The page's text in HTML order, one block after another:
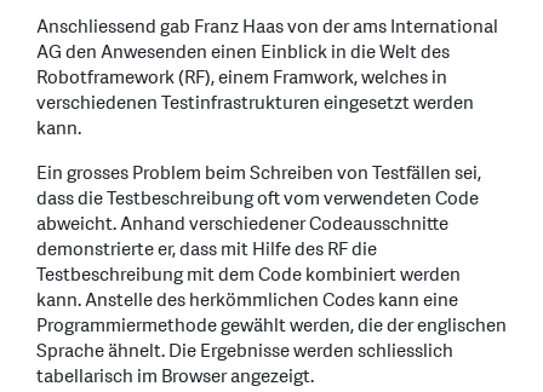
Anschliessend gab Franz Haas von der ams International
AG den Anwesenden einen Einblick in die Welt des
Robotframework (RF), einem Framwork, welches in
verschiedenen Testinfrastrukturen eingesetzt werden
kann.
Ein grosses Problem beim Schreiben von Testfällen sei,
dass die Testbeschreibung oft vom verwendeten Code
abweicht. Anhand verschiedener Codeausschnitte
demonstrierte er, dass mit Hilfe des RF die
Testbeschreibung mit dem Code kombiniert werden
kann. Anstelle des herkömmlichen Codes kann eine
Programmiermethode gewählt werden, die der englischen
Sprache ähnelt. Die Ergebnisse werden schliesslich
tabellarisch im Browser angezeigt.